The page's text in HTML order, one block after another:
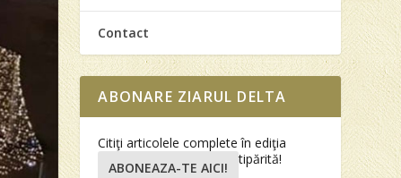
Contact
ABONARE ZIARUL DELTA
Citiţi articolele complete în ediţia
tipărită!
ABONEAZA-TE AICI!